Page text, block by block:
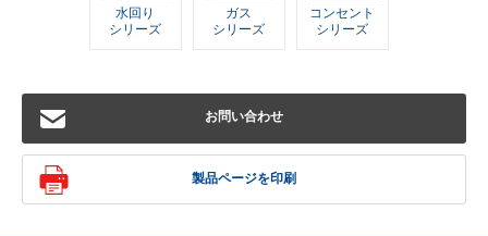
水回り
シリーズ
ガス
シリーズ
コンセント
シリーズ
お問い合わせ
製品ページを印刷